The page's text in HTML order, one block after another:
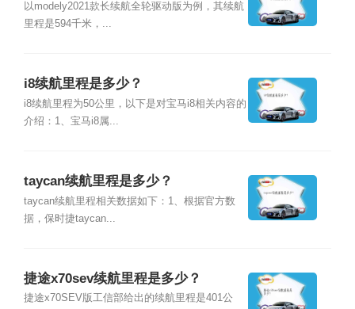
以modely2021款长续航全轮驱动版为例，其续航
里程是594千米，...
i8续航里程是多少？
i8续航里程为50公里，以下是对宝马i8相关内容的
介绍：1、宝马i8属...
taycan续航里程是多少？
taycan续航里程相关数据如下：1、根据官方数
据，保时捷taycan...
捷途x70sev续航里程是多少？
捷途x70SEV版工信部给出的续航里程是401公